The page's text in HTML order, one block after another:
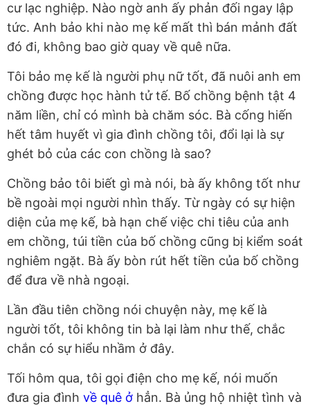
cư lạc nghiệp. Nào ngờ anh ấy phản đối ngay lập
tức. Anh bảo khi nào mẹ kế mất thì bán mảnh đất
đó đi, không bao giờ quay về quê nữa.
Tôi bảo mẹ kế là người phụ nữ tốt, đã nuôi anh em
chồng được học hành tử tế. Bố chồng bệnh tật 4
năm liền, chỉ có mình bà chăm sóc. Bà cống hiến
hết tâm huyết vì gia đình chồng tôi, đổi lại là sự
ghét bỏ của các con chồng là sao?
Chồng bảo tôi biết gì mà nói, bà ấy không tốt như
bề ngoài mọi người nhìn thấy. Từ ngày có sự hiện
diện của mẹ kế, bà hạn chế việc chi tiêu của anh
em chồng, túi tiền của bố chồng cũng bị kiểm soát
nghiêm ngặt. Bà ấy bòn rút hết tiền của bố chồng
để đưa về nhà ngoại.
Lần đầu tiên chồng nói chuyện này, mẹ kế là
người tốt, tôi không tin bà lại làm như thế, chắc
chắn có sự hiểu nhầm ở đây.
Tối hôm qua, tôi gọi điện cho mẹ kế, nói muốn
đưa gia đình về quê ở hẳn. Bà ủng hộ nhiệt tình và